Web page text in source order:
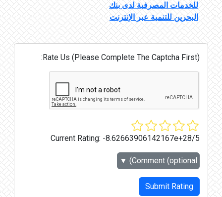
للخدمات المصرفية لدى بنك
البحرين للتنمية عبر الإنترنت
Rate Us (Please Complete The Captcha First):
Current Rating: -8.62663906142167e+28/5
Comment (optional)
▼
Submit Rating